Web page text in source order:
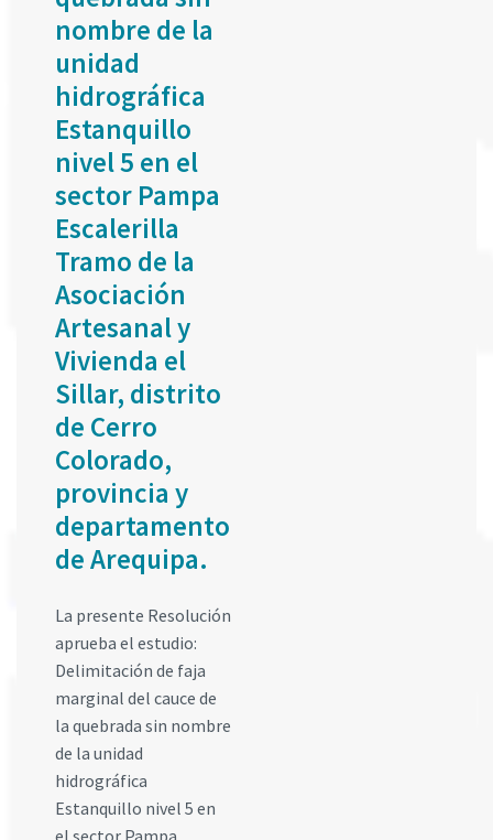
nombre de la
unidad
hidrográfica
Estanquillo
nivel 5 en el
sector Pampa
Escalerilla
Tramo de la
Asociación
Artesanal y
Vivienda el
Sillar, distrito
de Cerro
Colorado,
provincia y
departamento
de Arequipa.
La presente Resolución
aprueba el estudio:
Delimitación de faja
marginal del cauce de
la quebrada sin nombre
de la unidad
hidrográfica
Estanquillo nivel 5 en